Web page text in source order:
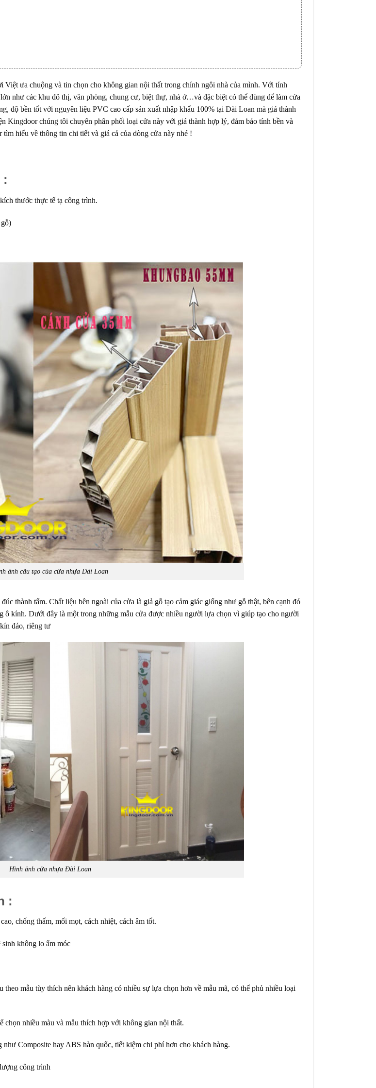
ưa chuộng và tin chọn cho không gian nội thất trong chính ngôi nhà của mình. Với tính
như các khu đô thị, văn phòng, chung cư, biệt thự, nhà ở…và đặc biệt có thể dùng để làm cửa
độ bền tốt với nguyên liệu PVC cao cấp sản xuất nhập khẩu 100% tại Đài Loan mà giá thành
Kingdoor chúng tôi chuyên phân phối loại cửa này với giá thành hợp lý, đảm bảo tính bền và
hiểu về thông tin chi tiết và giá cả của dòng cửa này nhé !
:
thước thực tế tạ công trình.
ảnh cấu tạo của cửa nhựa Đài Loan
thành tấm. Chất liệu bên ngoài của cửa là giả gỗ tạo cảm giác giống như gỗ thật, bên cạnh đó
ô kính. Dưới đây là một trong những mẫu cửa được nhiều người lựa chọn vì giúp tạo cho người
đáo, riêng tư
Hình ảnh cửa nhựa Đài Loan
:
chống thấm, mối mọt, cách nhiệt, cách âm tốt.
không lo ẩm móc
mẫu tùy thích nên khách hàng có nhiều sự lựa chọn hơn về mẫu mã, có thể phủ nhiều loại
chọn nhiều màu và mẫu thích hợp với không gian nội thất.
Composite hay ABS hàn quốc, tiết kiệm chi phí hơn cho khách hàng.
công trình